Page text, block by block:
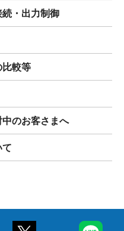
・出力制御
比較等
のお客さまへ